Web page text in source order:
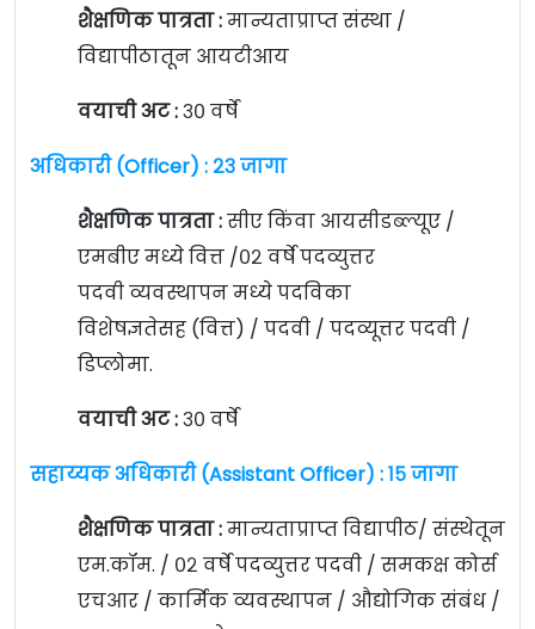
शैक्षणिक पात्रता :मान्यताप्राप्त संस्था /
विद्यापीठातून आयटीआय
वयाची अट :३० वर्षे
अधिकारी (Officer) : २३ जागा
शैक्षणिक पात्रता :सीए किंवा आयसीडब्ल्यूए /
एमबीए मध्ये वित्त /०२ वर्षे पदव्युत्तर
पदवी व्यवस्थापन मध्ये पदविका
विशेषज्ञतेसह (वित्त) / पदवी / पदव्यूत्तर पदवी /
डिप्लोमा.
वयाची अट :३० वर्षे
सहाय्यक अधिकारी (Assistant Officer) : १५ जागा
शैक्षणिक पात्रता :मान्यताप्राप्त विद्यापीठ/ संस्थेतून
एम.कॉम. / ०२ वर्षे पदव्युत्तर पदवी / समकक्ष कोर्स
एचआर / कार्मिक व्यवस्थापन / औद्योगिक संबंध /